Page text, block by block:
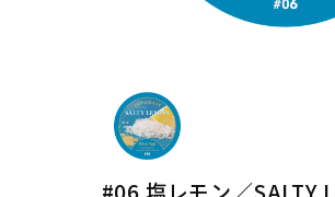
#06 塩レモン／SALTY